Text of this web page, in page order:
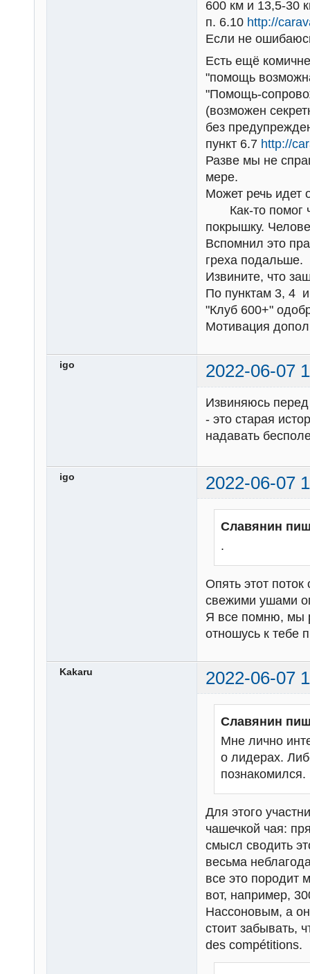
600 км и 13,5-30
п. 6.10 http://
Если не
Есть ещё
"помощь
"Помощь-
(возможен
без
пункт 6.7 http://
Разве мы не
мере.
Может речь идет
Как-то помог
покрышку.
Вспомнил это
греха подальше.
Извините, что
По пунктам 3, 4
"Клуб 600+"
Мотивация
igo 2022-06-07
Извиняюсь
- это старая
надавать
igo 2022-06-07
Славянин
.
Опять этот
свежими ушами
Я все помню, мы
отношусь к тебе
Kakaru 2022-06-07
Славянин
Мне лично
о лидерах.
познакомился.
Для этого
чашечкой чая:
смысл сводить
весьма
все это породит
вот, например,
Нассоновым, а
стоит забывать,
des compétitions.